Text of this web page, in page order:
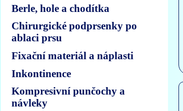
Berle, hole a chodítka
Chirurgické podprsenky po
ablaci prsu
Fixační materiál a náplasti
Inkontinence
Kompresivní punčochy a
návleky